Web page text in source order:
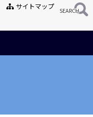
サイトマップ